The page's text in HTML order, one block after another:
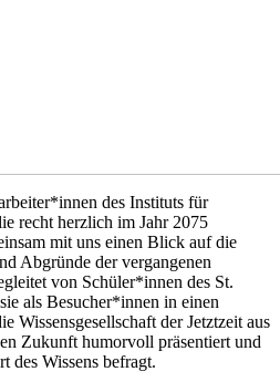
des Instituts für
recht herzlich im Jahr 2075
mit uns einen Blick auf die
Abgründe der vergangenen
von Schüler*innen des St.
als Besucher*innen in einen
Wissensgesellschaft der Jetztzeit aus
Zukunft humorvoll präsentiert und
des Wissens befragt.